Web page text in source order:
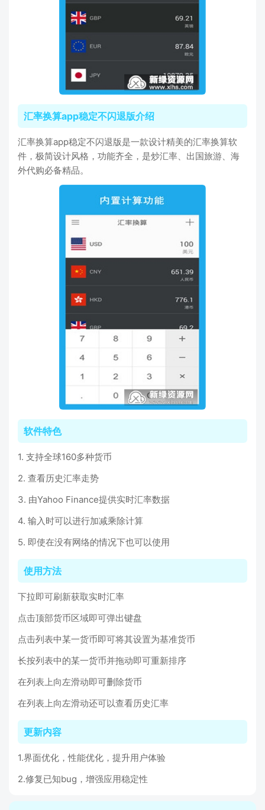
汇率换算app稳定不闪退版介绍
汇率换算app稳定不闪退版是一款设计精美的汇率换算软
件，极简设计风格，功能齐全，是炒汇率、出国旅游、海
外代购必备精品。
软件特色
1. 支持全球160多种货币
2. 查看历史汇率走势
3. 由Yahoo Finance提供实时汇率数据
4. 输入时可以进行加减乘除计算
5. 即使在没有网络的情况下也可以使用
使用方法
下拉即可刷新获取实时汇率
点击顶部货币区域即可弹出键盘
点击列表中某一货币即可将其设置为基准货币
长按列表中的某一货币并拖动即可重新排序
在列表上向左滑动即可删除货币
在列表上向左滑动还可以查看历史汇率
更新内容
1.界面优化，性能优化，提升用户体验
2.修复已知bug，增强应用稳定性